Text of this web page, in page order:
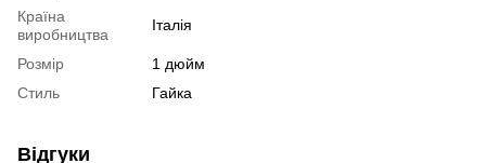
Країна
виробництва
Італія
Розмір
1 дюйм
Стиль
Гайка
Відгуки